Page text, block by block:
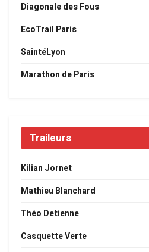
Diagonale des Fous
EcoTrail Paris
SaintéLyon
Marathon de Paris
Traileurs
Kilian Jornet
Mathieu Blanchard
Théo Detienne
Casquette Verte